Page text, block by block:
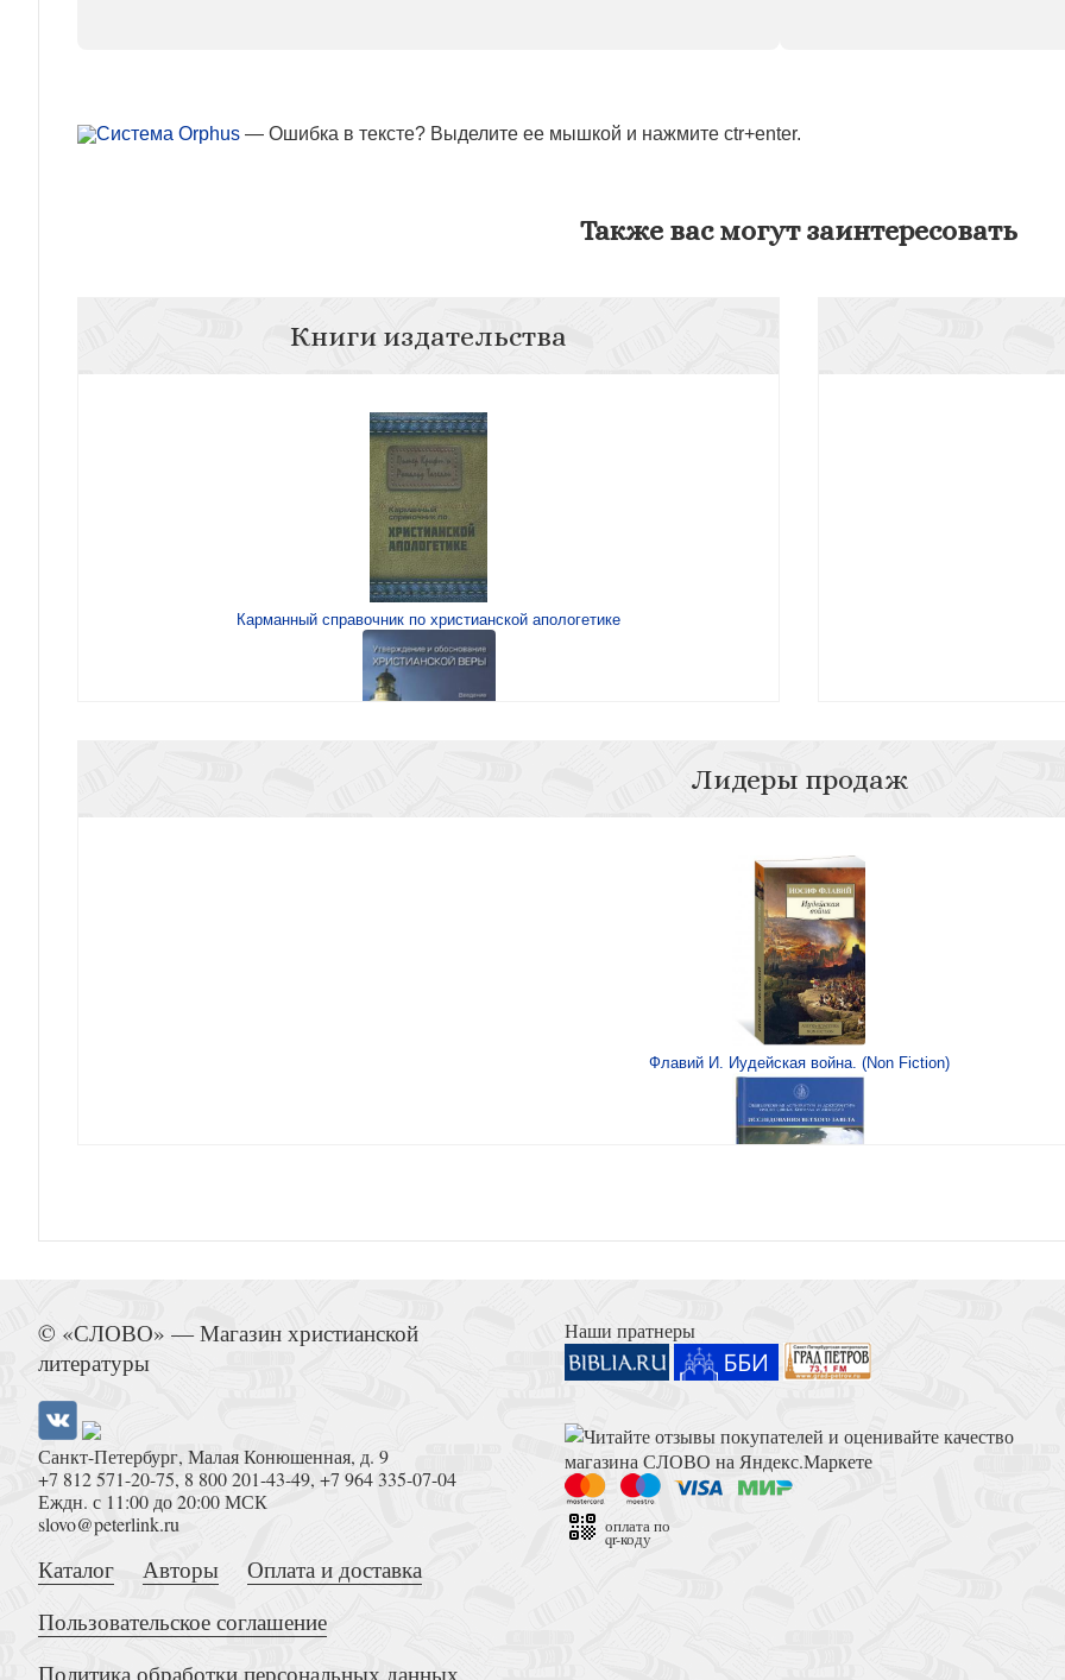
— Ошибка в тексте? Выделите ее мышкой и нажмите ctr+enter.
Также вас могут заинтересовать
Как вырастить
Книги издательства
Карманный справочник по христианской апологетике
Загадка древнего человека
Лидеры продаж
Флавий И. Иудейская война. (Non Fiction)
Книга Иисуса Навина
Достоевский Ф.М. Сила и правда России (2024)
© «СЛОВО» — Магазин христианской
литературы
Санкт-Петербург, Малая Конюшенная, д. 9
+7 812 571-20-75, 8 800 201-43-49, +7 964 335-07-04
Еждн. с 11:00 до 20:00 МСК
slovo@peterlink.ru
Каталог Авторы
Оплата и доставка
Пользовательское соглашение
Политика обработки персональных данных
Наши пратнеры
оплата по
qr-коду